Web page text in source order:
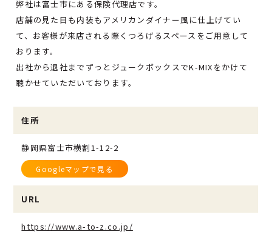
弊社は富士市にある保険代理店です。
店舗の見た目も内装もアメリカンダイナー風に仕上げてい
て、お客様が来店される際くつろげるスペースをご用意して
おります。
出社から退社までずっとジュークボックスでK-MIXをかけて
聴かせていただいております。
住所
静岡県富士市横割1-12-2
Googleマップで見る
URL
https://www.a-to-z.co.jp/